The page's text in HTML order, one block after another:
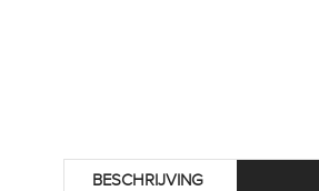
BESCHRIJVING